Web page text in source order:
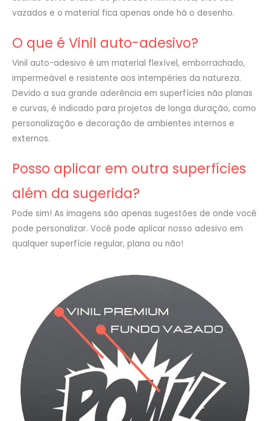
vazados e o material fica apenas onde há o desenho.
O que é Vinil auto-adesivo?
Vinil auto-adesivo é um material flexível, emborrachado,
impermeável e resistente aos intempéries da natureza.
Devido a sua grande aderência em superfícies não planas
e curvas, é indicado para projetos de longa duração, como
personalização e decoração de ambientes internos e
externos.
Posso aplicar em outra superfícies
além da sugerida?
Pode sim! As imagens são apenas sugestões de onde você
pode personalizar. Você pode aplicar nosso adesivo em
qualquer superfície regular, plana ou não!